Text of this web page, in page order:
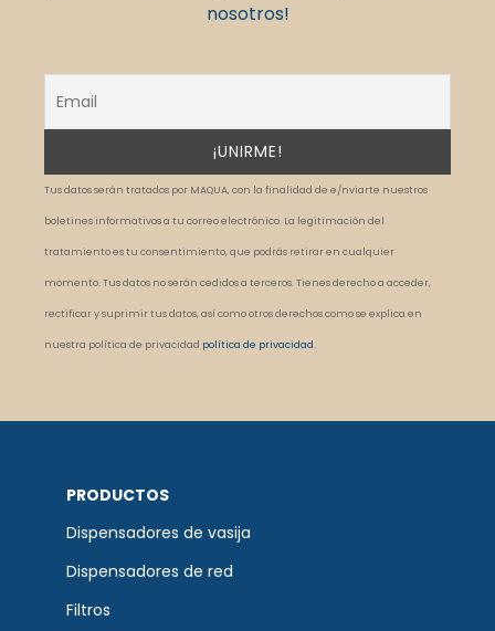
nosotros!
Tus datos serán tratados por MAQUA, con la finalidad de e/nviarte nuestros
boletines informativos a tu correo electrónico. La legitimación del
tratamiento es tu consentimiento, que podrás retirar en cualquier
momento. Tus datos no serán cedidos a terceros. Tienes derecho a acceder,
rectificar y suprimir tus datos, así como otros derechos como se explica en
nuestra política de privacidad política de privacidad.
PRODUCTOS
Dispensadores de vasija
Dispensadores de red
Filtros